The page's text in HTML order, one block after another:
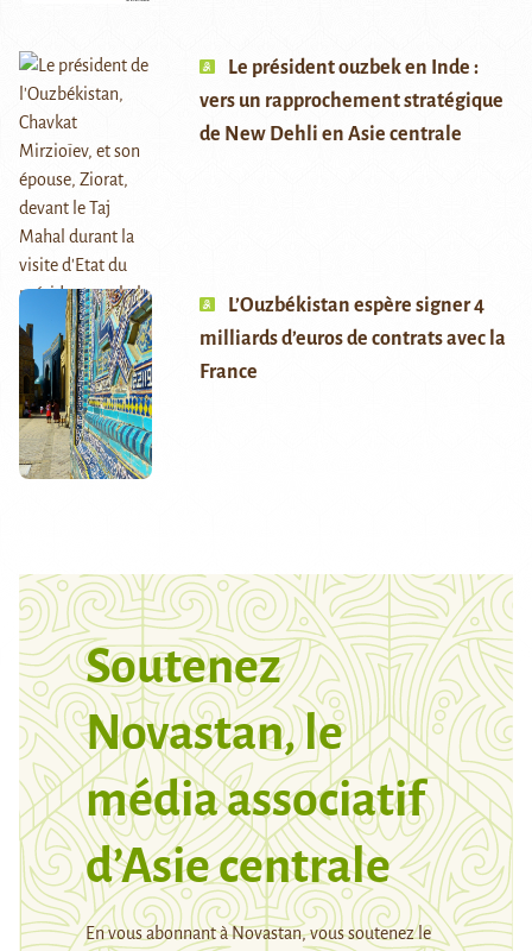
Le président ouzbek en Inde :
vers un rapprochement stratégique
de New Dehli en Asie centrale
L’Ouzbékistan espère signer 4
milliards d’euros de contrats avec la
France
Soutenez
Novastan, le
média associatif
d’Asie centrale
En vous abonnant à Novastan, vous soutenez le